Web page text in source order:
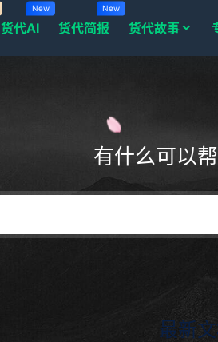
货代AI
New
货代简报
New
货代故事
有什么可以
最新